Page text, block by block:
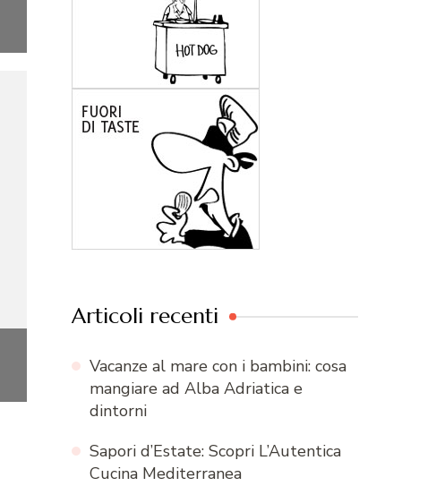
Articoli recenti
Vacanze al mare con i bambini: cosa
mangiare ad Alba Adriatica e
dintorni
Sapori d’Estate: Scopri L’Autentica
Cucina Mediterranea